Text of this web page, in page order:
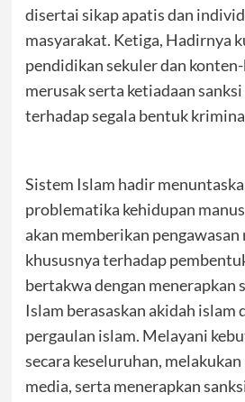
disertai sikap apatis dan
masyarakat. Ketiga, Hadirnya
pendidikan sekuler dan
merusak serta ketiadaan
terhadap segala bentuk
Sistem Islam hadir
problematika kehidupan
akan memberikan
khususnya terhadap
bertakwa dengan menerapkan
Islam berasaskan akidah islam
pergaulan islam. Melayani
secara keseluruhan,
media, serta menerapkan